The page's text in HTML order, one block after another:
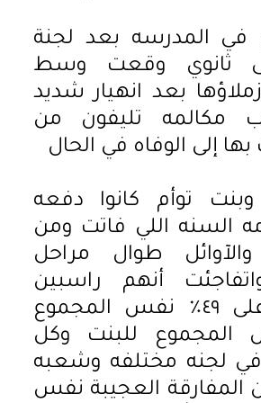
المدرسه بعد لجنة
ثانوي وقعت وسط
بعد انهيار شديد
مكالمه تليفون من
إلى الوفاه في الحال
توأم كانوا دفعه
السنه اللي فاتت ومن
والآوائل طوال مراحل
أنهم راسبين
بحصولهم على ٤٩٪ نفس المجموع
المجموع للبنت وكل
لجنه مختلفه وشعبه
المفارقة العجيبة نفس